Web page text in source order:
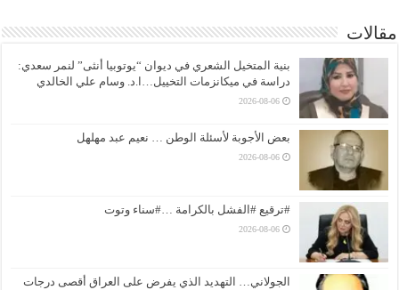
مقالات
بنية المتخيل الشعري في ديوان “يوتوبيا أنثى” لنمر سعدي:
دراسة في ميكانزمات التخييل…ا.د. وسام علي الخالدي
2026-08-06
بعض الأجوبة لأسئلة الوطن … نعيم عبد مهلهل
2026-08-06
#ترقيع #الفشل بالكرامة …#سناء وتوت
2026-08-06
الجولاني… التهديد الذي يفرض على العراق أقصى درجات